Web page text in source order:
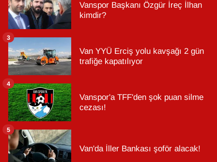
Vanspor Başkanı Özgür İreç İlhan
kimdir?
Van YYÜ Erciş yolu kavşağı 2 gün
trafiğe kapatılıyor
3
Vanspor'a TFF'den şok puan silme
cezası!
4
Van'da İller Bankası şoför alacak!
5